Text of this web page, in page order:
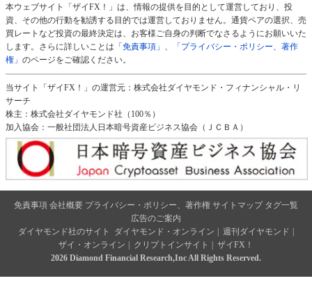
本ウェブサイト「ザイFX！」は、情報の提供を目的として運営しており、投
資、その他の行動を勧誘する目的では運営しておりません。通貨ペアの選択、売
買レートなど投資の最終決定は、お客様ご自身の判断でなさるようにお願いいた
します。さらに詳しいことは 「免責事項」 、
「プライバシー・ポリシー、著作
権」 のページをご確認ください。
当サイト「ザイFX！」の運営元：株式会社ダイヤモンド・フィナンシャル・リ
サーチ
株主：株式会社ダイヤモンド社（100％）
加入協会：一般社団法人日本暗号資産ビジネス協会（ＪＣＢＡ）
免責事項 会社概要 プライバシー・ポリシー、著作権 サイトマップ タグ一覧
広告のご案内
ダイヤモンド社のサイト
ダイヤモンド・オンライン 週刊ダイヤモンド
ザイ・オンライン
クリプトインサイト
ザイFX！
2026 Diamond Financial Research,Inc All Rights Reserved.